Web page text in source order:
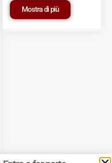
Mostra di più